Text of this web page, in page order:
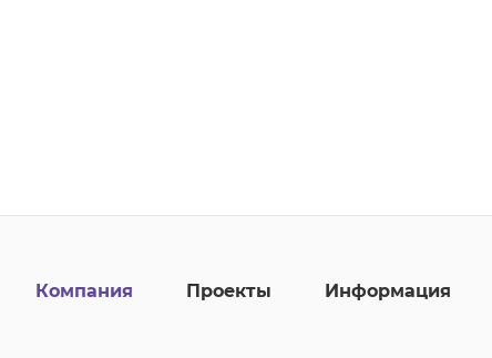
Компания Проекты Информация